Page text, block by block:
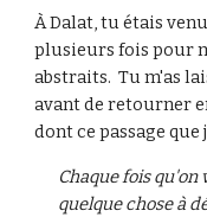
À Dalat, tu étais
plusieurs fois pour
abstraits. Tu m'as
avant de retourner
dont ce passage
Chaque fois
quelque chose à